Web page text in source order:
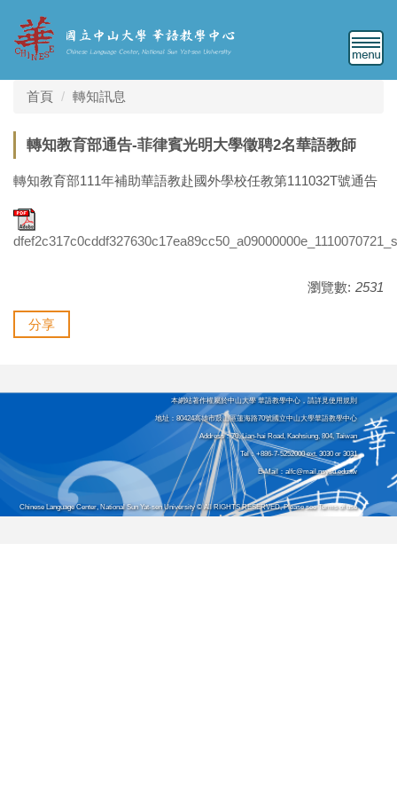
到
主
區
首頁 轉知訊息
轉知教育部通告-菲律賓光明大學徵聘2名華語教師
轉知教育部111年補助華語教赴國外學校任教第111032T號通告
瀏覽數: 2531
分享
本網站著作權屬於中山大學 華語教學中心，請詳見使用規則
地址：80424高雄市鼓山區蓮海路70號國立中山大學華語教學中心
Address：70, Lian-hai Road, Kaohsiung, 804, Taiwan
Tel：+886-7-5252000 ext. 3030 or 3031
E-Mail：alfc@mail.nsysu.edu.tw
Chinese Language Center, National Sun Yat-sen University © All RIGHTS RESERVED, Please see Terms of use